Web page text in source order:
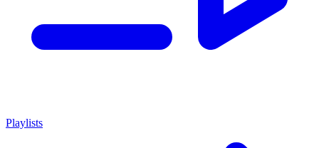
Playlists